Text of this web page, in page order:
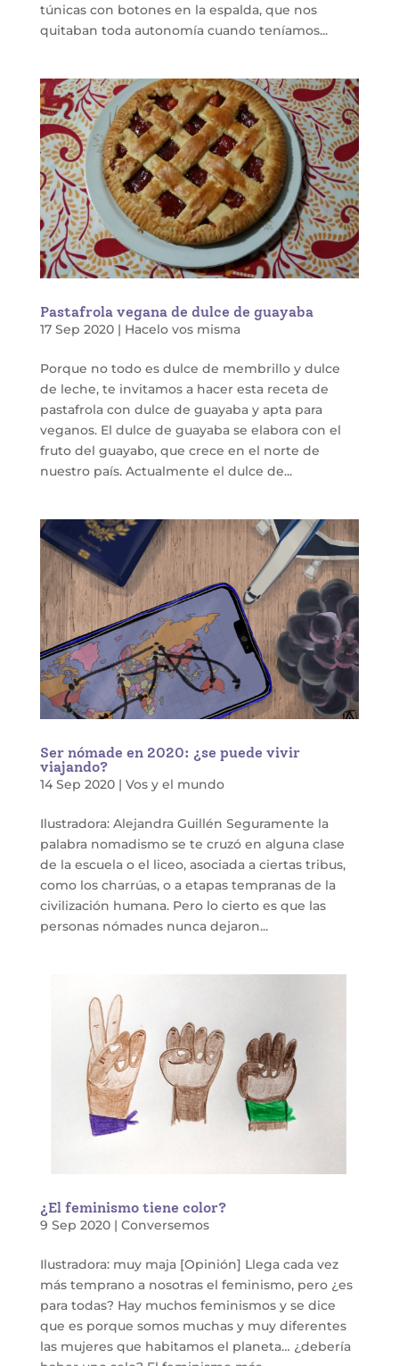
túnicas con botones en la espalda, que nos
quitaban toda autonomía cuando teníamos...
Pastafrola vegana de dulce de guayaba
17 Sep 2020| Hacelo vos misma
Porque no todo es dulce de membrillo y dulce
de leche, te invitamos a hacer esta receta de
pastafrola con dulce de guayaba y apta para
veganos. El dulce de guayaba se elabora con el
fruto del guayabo, que crece en el norte de
nuestro país. Actualmente el dulce de...
Ser nómade en 2020: ¿se puede vivir
viajando?
14 Sep 2020| Vos y el mundo
Ilustradora: Alejandra Guillén Seguramente la
palabra nomadismo se te cruzó en alguna clase
de la escuela o el liceo, asociada a ciertas tribus,
como los charrúas, o a etapas tempranas de la
civilización humana. Pero lo cierto es que las
personas nómades nunca dejaron...
¿El feminismo tiene color?
9 Sep 2020| Conversemos
Ilustradora: muy maja [Opinión] Llega cada vez
más temprano a nosotras el feminismo, pero ¿es
para todas? Hay muchos feminismos y se dice
que es porque somos muchas y muy diferentes
las mujeres que habitamos el planeta… ¿debería